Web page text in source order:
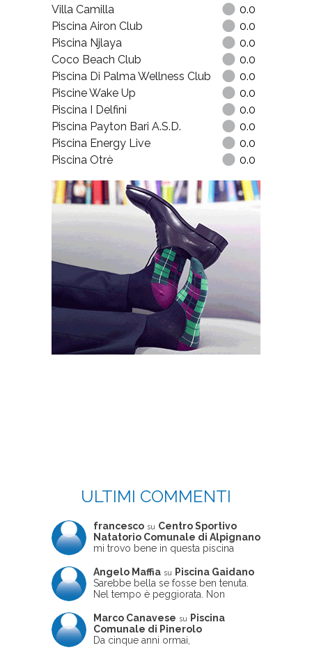
Villa Camilla
0.0
Piscina Airon Club
0.0
Piscina Njlaya
0.0
Coco Beach Club
0.0
Piscina Di Palma Wellness Club
0.0
Piscine Wake Up
0.0
Piscina I Delfini
0.0
Piscina Payton Bari A.S.D.
0.0
Piscina Energy Live
0.0
Piscina Otrè
0.0
ULTIMI COMMENTI
francesco su Centro Sportivo
Natatorio Comunale di Alpignano
mi trovo bene in questa piscina
Angelo Maffia su
Piscina Gaidano
Sarebbe bella se fosse ben tenuta.
Nel tempo è peggiorata. Non
ne usciva insieme a me non ha
ritrovato le sue scarpe! Peccato
perché potrebbe essere un'ottima
Marco Canavese su
Piscina
Comunale di Pinerolo
Da cinque anni ormai,